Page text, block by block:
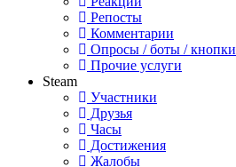
Репосты
Комментарии
Опросы / боты / кнопки
Прочие услуги
Steam
Участники
Друзья
Часы
Достижения
Жалобы